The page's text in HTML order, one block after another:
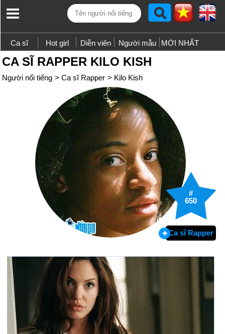
Ca sĩ Hot girl Diễn viên Người mẫu MỚI NHẤT
CA SĨ RAPPER KILO KISH
Người nổi tiếng > Ca sĩ Rapper > Kilo Kish
#
650
Ca sĩ Rapper